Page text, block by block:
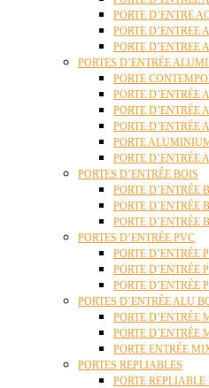
PORTE D’ENTRE
PORTE D’ENTREE
PORTE D’ENTREE
PORTES D’ENTRÉE
PORTE
PORTE
PORTE
PORTE
PORTE
PORTE
PORTES D’ENTRÉE BOIS
PORTE D’ENTRÉE
PORTE D’ENTRÉE
PORTE D’ENTRÉE
PORTES D’ENTRÉE PVC
PORTE D’ENTRÉE
PORTE D’ENTRÉE
PORTE D’ENTRÉE
PORTES D’ENTRÉE ALU
PORTE D’ENTRÉE
PORTE D’ENTRÉE
PORTE ENTRÉE
PORTES REPLIABLES
PORTE